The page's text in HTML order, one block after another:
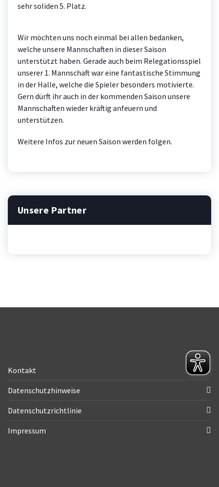
sehr soliden 5. Platz.
Wir möchten uns noch einmal bei allen bedanken,
welche unsere Mannschaften in dieser Saison
unterstützt haben. Gerade auch beim Relegationsspiel
unserer 1. Mannschaft war eine fantastische Stimmung
in der Halle, welche die Spieler besonders motivierte.
Gern dürft ihr auch in der kommenden Saison unsere
Mannschaften wieder kräftig anfeuern und
unterstützen.
Weitere Infos zur neuen Saison werden folgen.
Unsere Partner
Kontakt
Datenschutzhinweise
Datenschutzrichtlinie
Impressum